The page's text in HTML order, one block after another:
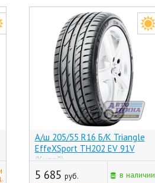
А/ш 205/55 R16 Б/К Triangle
EffeXSport TH202 EV 91V
(Китай)
5 685 руб. в наличии